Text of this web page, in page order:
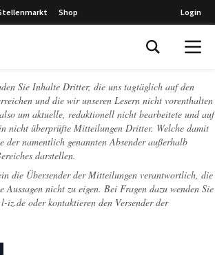
Shop Login
Sie Inhalte Dritter, die uns tagtäglich auf den
und die wir unseren Lesern nicht vorenthalten
um aktuelle, redaktionell nicht bearbeitete und auf
nicht überprüfte Mitteilungen Dritter. Welche damit
der namentlich genannten Absender außerhalb
darstellen.
die Übersender der Mitteilungen verantwortlich, die
Aussagen nicht zu eigen. Bei Fragen dazu wenden Sie
iz.de oder kontaktieren den Versender der